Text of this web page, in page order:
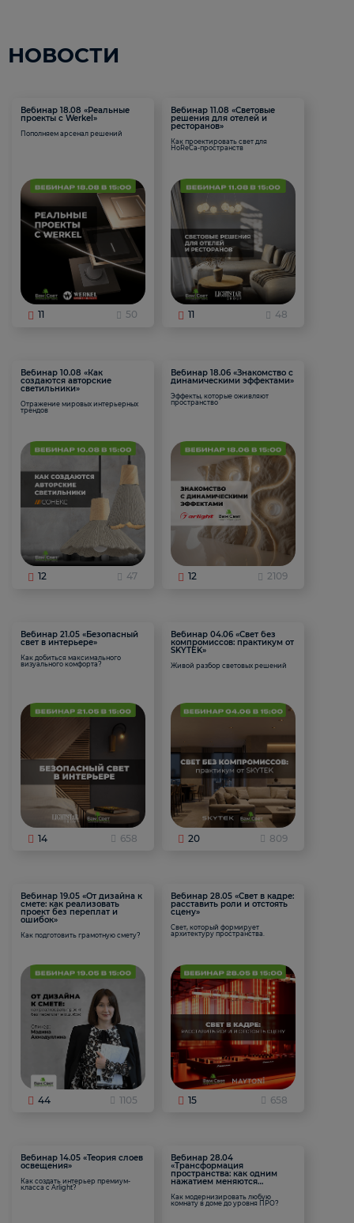
НОВОСТИ
Вебинар 18.08 «Реальные
проекты с Werkel»
Пополняем арсенал решений
11 50
Вебинар 11.08 «Световые
решения для отелей и
ресторанов»
Как проектировать свет для
HoReCa-пространств
11 48
Вебинар 10.08 «Как
создаются авторские
светильники»
Отражение мировых интерьерных
трендов
12 47
Вебинар 18.06 «Знакомство с
динамическими эффектами»
Эффекты, которые оживляют
пространство
12 2109
Вебинар 21.05 «Безопасный
свет в интерьере»
Как добиться максимального
визуального комфорта?
14 658
Вебинар 04.06 «Свет без
компромиссов: практикум от
SKYTEK»
Живой разбор световых решений
20 809
Вебинар 19.05 «От дизайна к
смете: как реализовать
проект без переплат и
ошибок»
Как подготовить грамотную смету?
44 1105
Вебинар 28.05 «Свет в кадре:
расставить роли и отстоять
сцену»
Свет, который формирует
архитектуру пространства.
15 658
Вебинар 14.05 «Теория слоев
освещения»
Как создать интерьер премиум-
класса с Arlight?
Вебинар 28.04
«Трансформация
пространства: как одним
нажатием меняются
Как модернизировать любую
комнату в доме до уровня ПРО?